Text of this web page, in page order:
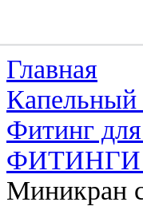
Главная
Капельный
Фитинг
ФИТИНГИ
Миникран